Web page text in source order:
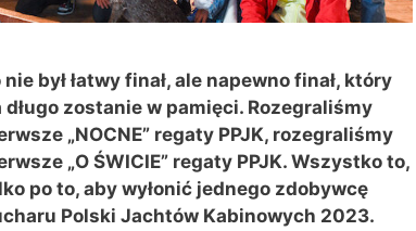
nie był łatwy finał, ale napewno finał, który
długo zostanie w pamięci. Rozegraliśmy
„NOCNE” regaty PPJK, rozegraliśmy
„O ŚWICIE” regaty PPJK. Wszystko to,
po to, aby wyłonić jednego zdobywcę
Polski Jachtów Kabinowych 2023.